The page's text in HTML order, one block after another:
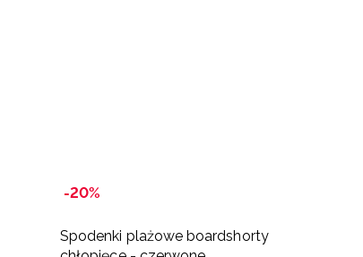
-20%
Spodenki plażowe boardshorty